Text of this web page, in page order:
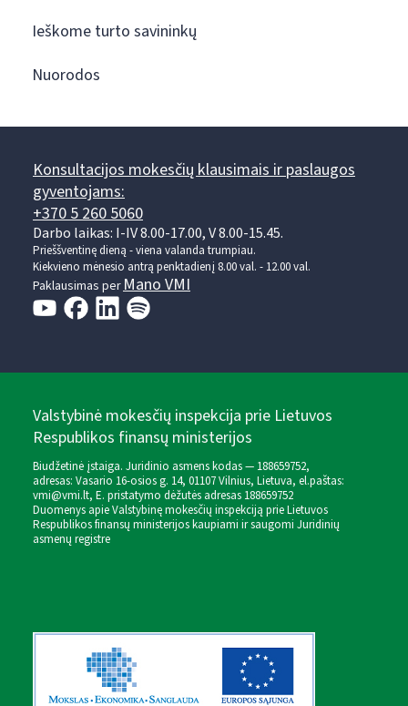
Ieškome turto savininkų
Nuorodos
Konsultacijos mokesčių klausimais ir paslaugos
gyventojams:
+370 5 260 5060
Darbo laikas: I-IV 8.00-17.00, V 8.00-15.45.
Prieššventinę dieną - viena valanda trumpiau.
Kiekvieno mėnesio antrą penktadienį 8.00 val. - 12.00 val.
Paklausimas perMano VMI
Valstybinė mokesčių inspekcija prie Lietuvos
Respublikos finansų ministerijos
Biudžetinė įstaiga. Juridinio asmens kodas — 188659752,
adresas: Vasario 16-osios g. 14, 01107 Vilnius, Lietuva, el.paštas:
vmi@vmi.lt, E. pristatymo dėžutės adresas 188659752
Duomenys apie Valstybinę mokesčių inspekciją prie Lietuvos
Respublikos finansų ministerijos kaupiami ir saugomi Juridinių
asmenų registre